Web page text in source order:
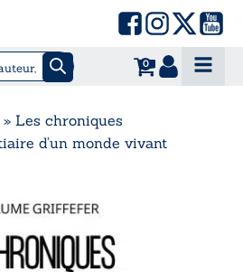
0
» Les chroniques
d’un monde vivant